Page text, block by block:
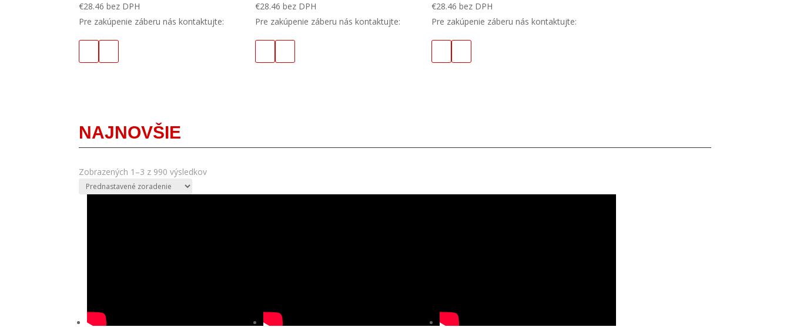
€28.46 bez DPH
Pre zakúpenie záberu nás kontaktujte:
€28.46 bez DPH
Pre zakúpenie záberu nás kontaktujte:
€28.46 bez DPH
Pre zakúpenie záberu nás kontaktujte:
NAJNOVŠIE
Zobrazených 1–3 z 990 výsledkov